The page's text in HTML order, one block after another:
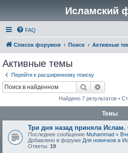
Исламский
FAQ
Список форумов Поиск Активные
Активные темы
Перейти к расширенному поиску
Поиск
Найдено 7 результатов •
Темы
Три дня назад приняла
Последнее сообщение Muhammad «
Добавлено в форуме Для новичков в
Ответы: 19